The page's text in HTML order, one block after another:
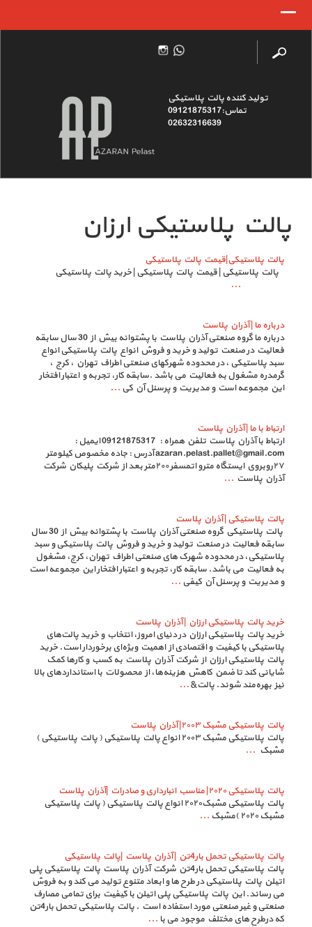
تولید کننده پالت پلاستیکی
تماس:09121875317
02632316639
پالت پلاستیکی ارزان
پالت پلاستیکی|قیمت پالت پلاستیکی
پالت پلاستیکی | قیمت پالت پلاستیکی | خرید پالت پلاستیکی
...
درباره ما | آذران پلاست
درباره ما گروه صنعتی آذران پلاست با پشتوانه بیش از 30 سال سابقه
فعالیت در صنعت تولید و خرید و فروش انواع پالت پلاستیکی انواع
سبد پلاستیکی ، در محدوده شهرکهای صنعتی اطراف تهران ، کرج ،
گرمدره مشغول به فعالیت می باشد .سابقه کار، تجربه و اعتبار افتخار
این مجموعه است و مدیریت و پرسنل آن کی ...
ارتباط با ما | آذران پلاست
ارتباط با آذران پلاست تلفن همراه : 09121875317 ایمیل :
azaran.pelast.pallet@gmail.com آدرس : جاده مخصوص كيلومتر
٢٧روبروي ايستگاه مترو اتمسفر ٢٠٠متر بعد از شركت پليكان شركت
آذران پلاست ...
پالت پلاستیکی | آذران پلاست
پالت پلاستیکی گروه صنعتی آذران پلاست با پشتوانه بیش از 30 سال
سابقه فعالیت در صنعت تولید و خرید و فروش پالت پلاستیکی و سبد
پلاستیکی، در محدوده شهرک های صنعتی اطراف تهران، کرج، مشغول
به فعالیت می باشد. سابقه کار، تجربه و اعتبار افتخار این مجموعه است
و مدیریت و پرسنل آن کیفی ...
خرید پالت پلاستیکی ارزان | آذران پلاست
خرید پالت پلاستیکی ارزان در دنیای امروز، انتخاب و خرید پالت‌های
پلاستیکی با کیفیت و اقتصادی از اهمیت ویژه‌ای برخوردار است. خرید
پالت پلاستیکی ارزان از شرکت آذران پلاست به کسب و کارها کمک
شایانی کند تا ضمن کاهش هزینه‌ها، از محصولات با استانداردهای بالا
نیز بهره‌مند شوند. پالت&...
پالت پلاستیکی مشبک ۲۰۰۳| آذران پلاست
پالت پلاستیکی مشبک ۲۰۰۳ انواع پالت پلاستیکی ( پالت پلاستیکی )
مشبک ...
پالت پلاستیکی ۲۰۲۰| مناسب انبارداری و صادرات |آذران پلاست
پالت پلاستیکی مشبک۲۰۲۰ انواع پالت پلاستیکی ( پالت پلاستیکی
مشبک ۲۰۲۰ )مشبک
...
پالت پلاستیکی تحمل بار4تن | آذران پلاست |پالت پلاستیکی
پالت پلاستیکی تحمل بار4تن شرکت آذران پلاست پالت پلاستیکی پلی
اتیلن پالت پلاستیکی در طرح ها و ابعاد متنوع تولید می کند و به فروش
می رساند. این پالت پلاستیکی پلی اتیلن با کیفیت برای تمامی مصارف
صنعتی و غیر صنعتی مورد استفاده است . پالت پلاستیکی تحمل بار4تن
که درطرح های مختلف موجود می با ...